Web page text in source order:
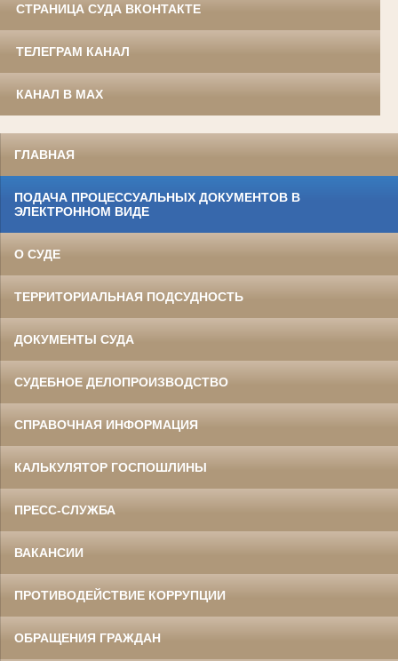
СТРАНИЦА СУДА ВКОНТАКТЕ
ТЕЛЕГРАМ КАНАЛ
КАНАЛ В MAX
ГЛАВНАЯ
ПОДАЧА ПРОЦЕССУАЛЬНЫХ ДОКУМЕНТОВ В
ЭЛЕКТРОННОМ ВИДЕ
О СУДЕ
ТЕРРИТОРИАЛЬНАЯ ПОДСУДНОСТЬ
ДОКУМЕНТЫ СУДА
СУДЕБНОЕ ДЕЛОПРОИЗВОДСТВО
СПРАВОЧНАЯ ИНФОРМАЦИЯ
КАЛЬКУЛЯТОР ГОСПОШЛИНЫ
ПРЕСС-СЛУЖБА
ВАКАНСИИ
ПРОТИВОДЕЙСТВИЕ КОРРУПЦИИ
ОБРАЩЕНИЯ ГРАЖДАН